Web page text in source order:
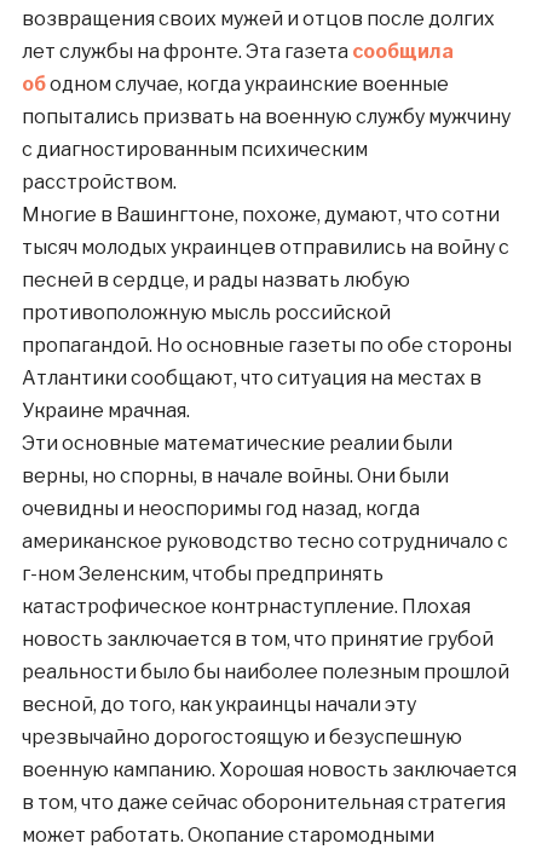
возвращения своих мужей и отцов после долгих
лет службы на фронте. Эта газета сообщила
ободном случае, когда украинские военные
попытались призвать на военную службу мужчину
с диагностированным психическим
расстройством.
Многие в Вашингтоне, похоже, думают, что сотни
тысяч молодых украинцев отправились на войну с
песней в сердце, и рады назвать любую
противоположную мысль российской
пропагандой. Но основные газеты по обе стороны
Атлантики сообщают, что ситуация на местах в
Украине мрачная.
Эти основные математические реалии были
верны, но спорны, в начале войны. Они были
очевидны и неоспоримы год назад, когда
американское руководство тесно сотрудничало с
г-ном Зеленским, чтобы предпринять
катастрофическое контрнаступление. Плохая
новость заключается в том, что принятие грубой
реальности было бы наиболее полезным прошлой
весной, до того, как украинцы начали эту
чрезвычайно дорогостоящую и безуспешную
военную кампанию. Хорошая новость заключается
в том, что даже сейчас оборонительная стратегия
может работать. Окопание старомодными